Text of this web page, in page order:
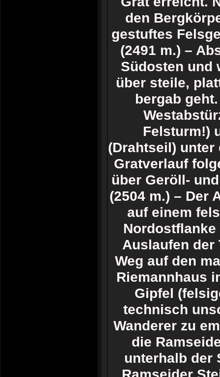
den
gestuftes
(2491 m.) –
Südosten und
über steile,
bergab
Felsturm!)
(Drahtseil)
Gratverlauf
über Geröll-
(2504 m.) – Der
auf einem
Auslaufen der
Weg auf den
Riemannhaus
Gipfel
technisch
Wanderer zu
die
unterhalb der